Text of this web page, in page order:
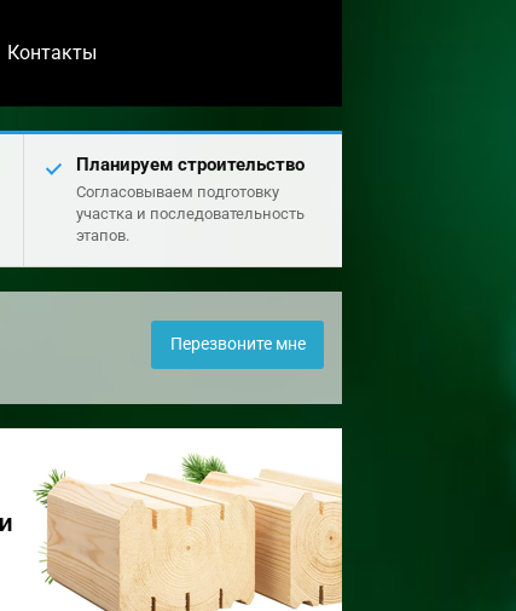
Контакты
Планируем строительство
Согласовываем подготовку
участка и последовательность
этапов.
Перезвоните мне